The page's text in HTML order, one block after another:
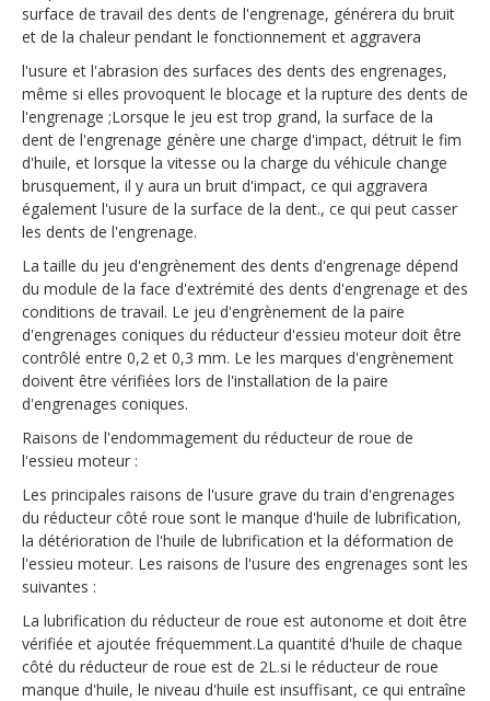
surface de travail des dents de l'engrenage, générera du bruit
et de la chaleur pendant le fonctionnement et aggravera
l'usure et l'abrasion des surfaces des dents des engrenages,
même si elles provoquent le blocage et la rupture des dents de
l'engrenage ;Lorsque le jeu est trop grand, la surface de la
dent de l'engrenage génère une charge d'impact, détruit le fim
d'huile, et lorsque la vitesse ou la charge du véhicule change
brusquement, il y aura un bruit d'impact, ce qui aggravera
également l'usure de la surface de la dent., ce qui peut casser
les dents de l'engrenage.
La taille du jeu d'engrènement des dents d'engrenage dépend
du module de la face d'extrémité des dents d'engrenage et des
conditions de travail. Le jeu d'engrènement de la paire
d'engrenages coniques du réducteur d'essieu moteur doit être
contrôlé entre 0,2 et 0,3 mm. Le les marques d'engrènement
doivent être vérifiées lors de l'installation de la paire
d'engrenages coniques.
Raisons de l'endommagement du réducteur de roue de
l'essieu moteur :
Les principales raisons de l'usure grave du train d'engrenages
du réducteur côté roue sont le manque d'huile de lubrification,
la détérioration de l'huile de lubrification et la déformation de
l'essieu moteur. Les raisons de l'usure des engrenages sont les
suivantes :
La lubrification du réducteur de roue est autonome et doit être
vérifiée et ajoutée fréquemment.La quantité d'huile de chaque
côté du réducteur de roue est de 2L.si le réducteur de roue
manque d'huile, le niveau d'huile est insuffisant, ce qui entraîne